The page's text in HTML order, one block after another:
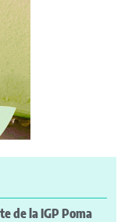
de la IGP Poma